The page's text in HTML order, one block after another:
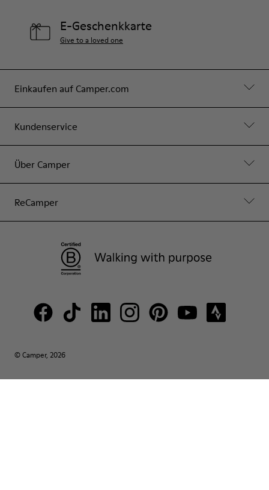
Einkaufen auf Camper.com
Kundenservice
Über Camper
ReCamper
E-Geschenkkarte
Give to a loved one
© Camper, 2026